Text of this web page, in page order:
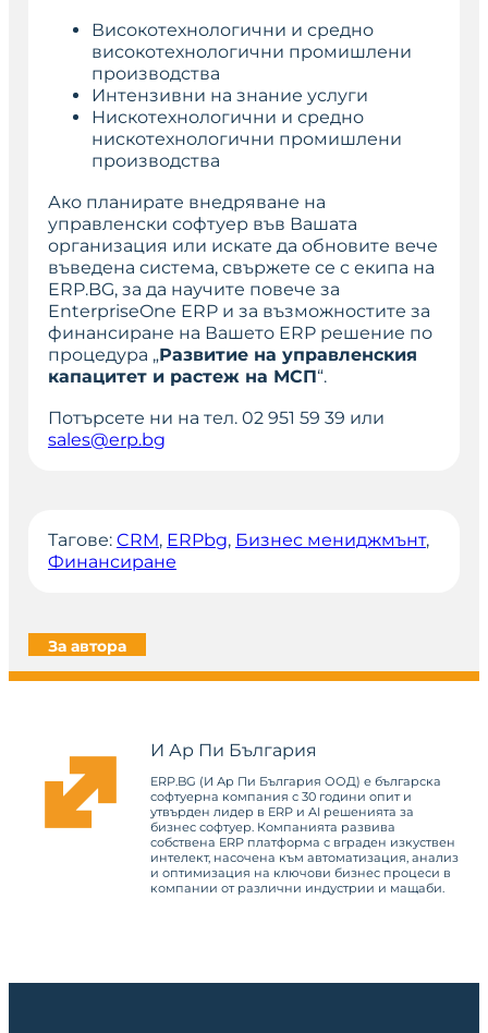
Високотехнологични и средно
високотехнологични промишлени
производства
Интензивни на знание услуги
Нискотехнологични и средно
нискотехнологични промишлени
производства
Ако планирате внедряване на
управленски софтуер във Вашата
организация или искате да обновите вече
въведена система, свържете се с екипа на
ERP.BG, за да научите повече за
EnterpriseOne ERP и за възможностите за
финансиране на Вашето ERP решение по
процедура „Развитие на управленския
капацитет и растеж на МСП“.
Потърсете ни на тел. 02 951 59 39 или
sales@erp.bg
Тагове: CRM, ERPbg, Бизнес мениджмънт
Финансиране
За автора
И Ар Пи България
ERP.BG (И Ар Пи България ООД) е българска
софтуерна компания с 30 години опит и
утвърден лидер в ERP и AI решенията за
бизнес софтуер. Компанията развива
собствена ERP платформа с вграден изкуствен
интелект, насочена към автоматизация, анализ
и оптимизация на ключови бизнес процеси в
компании от различни индустрии и мащаби.